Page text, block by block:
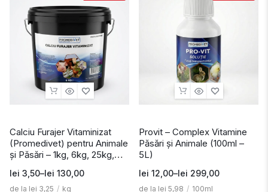
Calciu Furajer Vitaminizat
(Promedivet) pentru Animale
și Păsări – 1kg, 6kg, 25kg,
lei 3,50–lei 130,00
de la lei 3,25 / kg
Provit – Complex Vitamine
Păsări și Animale (100ml –
5L)
lei 12,00–lei 299,00
de la lei 5,98 / 100ml